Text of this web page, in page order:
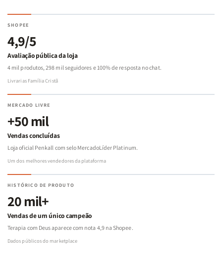
SHOPEE
4,9/5
Avaliação pública da loja
4 mil produtos, 298 mil seguidores e 100% de resposta no chat.
Livrarias Família Cristã
MERCADO LIVRE
+50 mil
Vendas concluídas
Loja oficial Penkall com selo MercadoLíder Platinum.
Um dos melhores vendedores da plataforma
HISTÓRICO DE PRODUTO
20 mil+
Vendas de um único campeão
Terapia com Deus aparece com nota 4,9 na Shopee.
Dados públicos do marketplace